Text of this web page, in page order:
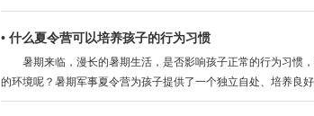
• 什么夏令营可以培养孩子的行为习惯
暑期来临，漫长的暑期生活，是否影响孩子正常的行为习惯，
的环境呢？暑期军事夏令营为孩子提供了一个独立自处、培养良好